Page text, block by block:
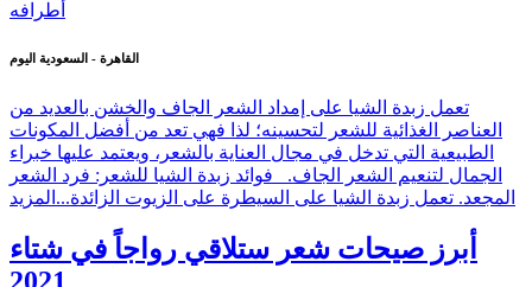
القاهرة - السعودية اليوم
تعمل زبدة الشيا على إمداد الشعر الجاف والخشن بالعديد من
العناصر الغذائية للشعر لتحسينه؛ لذا فهي تعد من أفضل المكونات
الطبيعية التي تدخل في مجال العناية بالشعر، ويعتمد عليها خبراء
الجمال لتنعيم الشعر الجاف. فوائد زبدة الشيا للشعر: فرد الشعر
المجعد. تعمل زبدة الشيا على السيطرة على الزيوت الزائدة... المزيد
أبرز صيحات شعر ستلاقي رواجاً في شتاء
2021